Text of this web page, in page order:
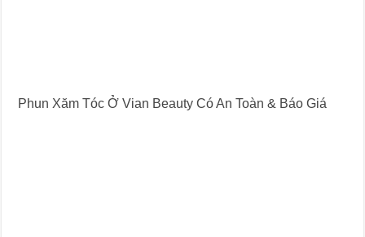
Phun Xăm Tóc Ở Vian Beauty Có An Toàn & Báo Giá